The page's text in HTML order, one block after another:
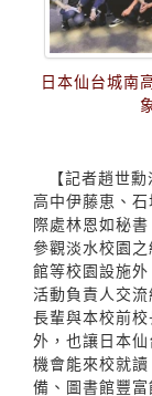
日本仙台城南
【記者趙世
高中伊藤恵、
際處林恩如秘
參觀淡水校園
館等校園設施
活動負責人交
長輩與本校前
外，也讓日本
機會能來校就
備、圖書館豐